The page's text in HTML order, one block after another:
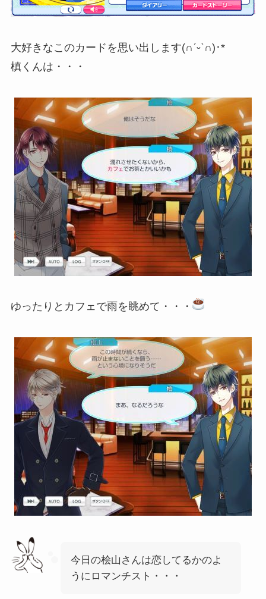
大好きなこのカードを思い出します(∩ˊᵕˋ∩)･*
槙くんは・・・
ゆったりとカフェで雨を眺めて・・・
今日の桧山さんは恋してるかのよ
うにロマンチスト・・・